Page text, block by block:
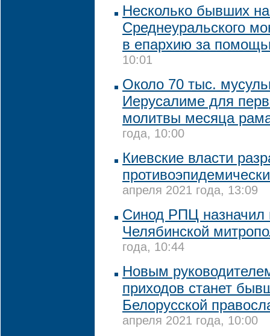
Несколько бывших
Среднеуральского
в епархию за
10:01
Около 70 тыс.
Иерусалиме для
молитвы месяца
года, 10:00
Киевские власти
апреля 2021 года, 13:09
Синод РПЦ назначил
Челябинской
года, 10:44
Новым
приходов станет
Белорусской
апреля 2021 года, 10:00